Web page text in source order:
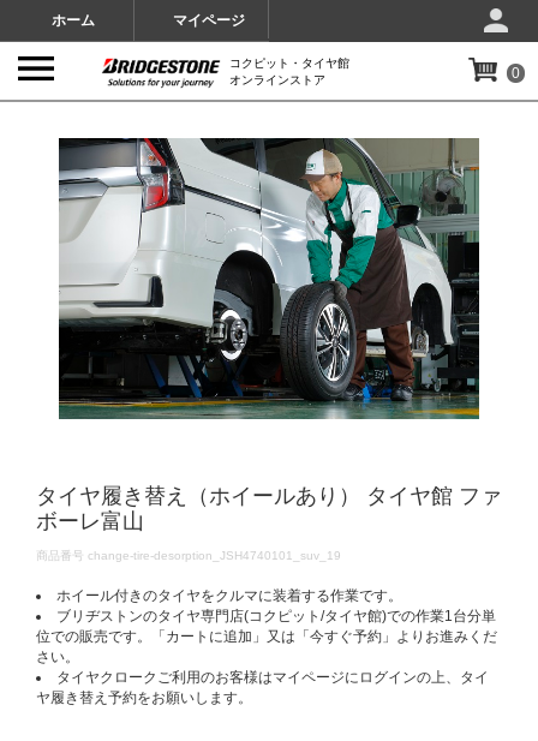
ホーム マイページ
コクピット・タイヤ館
オンラインストア
0
タイヤ履き替え（ホイールあり） タイヤ館 ファ
ボーレ富山
DETAILS
商品番号 change-tire-desorption_JSH4740101_suv_19
ホイール付きのタイヤをクルマに装着する作業です。
ブリヂストンのタイヤ専門店(コクピット/タイヤ館)での作業1台分単
位での販売です。「カートに追加」又は「今すぐ予約」よりお進みくだ
さい。
タイヤクロークご利用のお客様はマイページにログインの上、タイ
ヤ履き替え予約をお願いします。